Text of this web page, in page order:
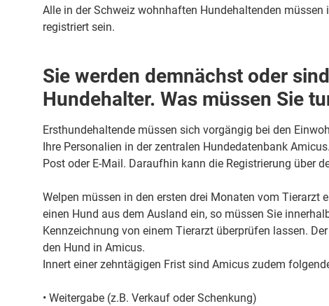
Alle in der Schweiz wohnhaften Hundehaltenden
registriert sein.
Sie werden demnächst oder
Hundehalter. Was müssen Sie
Ersthundehaltende müssen sich vorgängig bei den
Ihre Personalien in der zentralen Hundedatenbank
Post oder E-Mail. Daraufhin kann die Registrierung über
Welpen müssen in den ersten drei Monaten vom Tierarzt
einen Hund aus dem Ausland ein, so müssen Sie
Kennzeichnung von einem Tierarzt überprüfen lassen.
den Hund in Amicus.
Innert einer zehntägigen Frist sind Amicus zudem
• Weitergabe (z.B. Verkauf oder Schenkung)